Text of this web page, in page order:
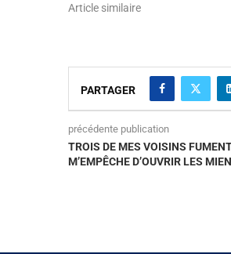
Article similaire
PARTAGER
précédente publication
TROIS DE MES VOISINS
M’EMPÊCHE D’OUVRIR LES